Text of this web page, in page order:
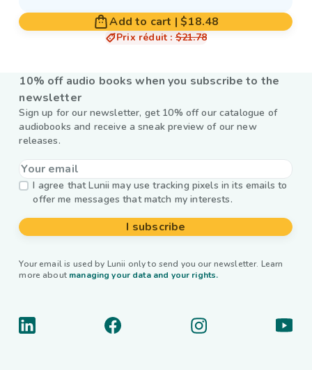
Add to cart |$18.48
Prix réduit : $21.78
10% off audio books when you subscribe to the
newsletter
Sign up for our newsletter, get 10% off our catalogue of
audiobooks and receive a sneak preview of our new
releases.
I agree that Lunii may use tracking pixels in its emails to
offer me messages that match my interests.
I subscribe
Your email is used by Lunii only to send you our newsletter. Learn
more about managing your data and your rights.